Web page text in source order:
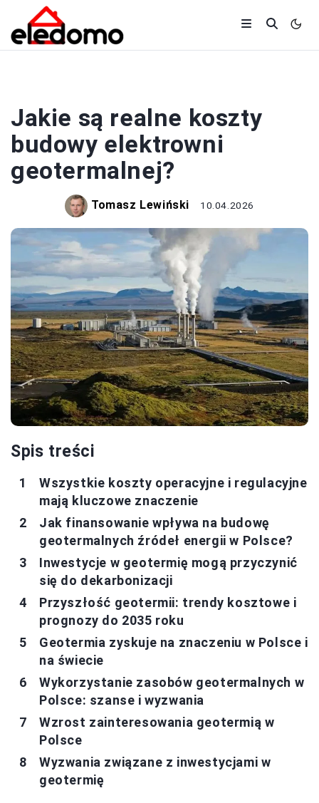
Jakie są realne koszty
budowy elektrowni
geotermalnej?
Tomasz Lewiński 10.04.2026
Spis treści
Wszystkie koszty operacyjne i regulacyjne
mają kluczowe znaczenie
Jak finansowanie wpływa na budowę
geotermalnych źródeł energii w Polsce?
Inwestycje w geotermię mogą przyczynić
się do dekarbonizacji
Przyszłość geotermii: trendy kosztowe i
prognozy do 2035 roku
Geotermia zyskuje na znaczeniu w Polsce i
na świecie
Wykorzystanie zasobów geotermalnych w
Polsce: szanse i wyzwania
Wzrost zainteresowania geotermią w
Polsce
Wyzwania związane z inwestycjami w
geotermię